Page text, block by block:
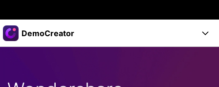
製品 DemoCreator
AI機能